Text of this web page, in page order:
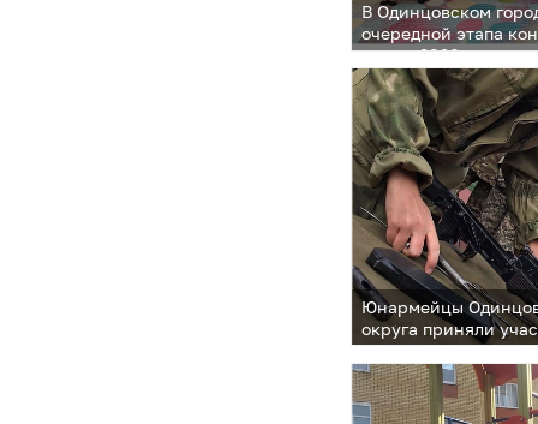
В Одинцовском
очередной этапа
года — 2020»
Юнармейцы
округа приняли
военно-
Победы»